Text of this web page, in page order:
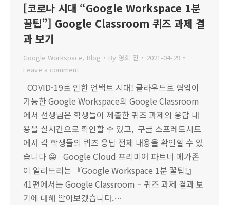
[코로나 시대 “Google Workspace 1분
꿀팁”] Google Classroom 퀴즈 과제 결
과 보기
Google Workspace, Blog By 영희 진
2021-04-29
Leave a comment
COVID-19로 인한 언택트 시대! 클라우드로 협업이
가능한 Google Workspace의 Google Classroom
에서 선생님은 학생들이 제출한 퀴즈 과제의 응답 내
용을 실시간으로 확인할 수 있고, 구글 스프레드시트
에서 각 학생들의 퀴즈 응답 전체 내용을 확인할 수 있
습니다 😀 Google Cloud 프리미어 파트너 메가존
이 알려드리는 『Google Workspace 1분 꿀팁!』
41편에서는 Google Classroom – 퀴즈 과제 결과 보
기에 대해 알아보겠습니다.…